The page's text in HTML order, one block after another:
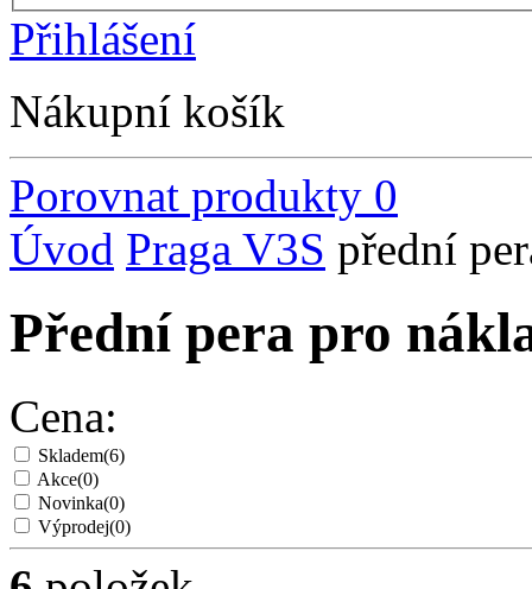
Přihlášení
Nákupní košík
Porovnat produkty 0
Úvod Praga V3S přední
Přední pera pro
Cena:
Skladem(6)
Akce(0)
Novinka(0)
Výprodej(0)